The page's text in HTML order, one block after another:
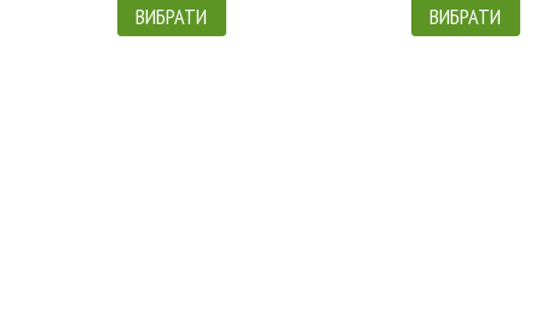
ВИБРАТИ ВИБРАТИ